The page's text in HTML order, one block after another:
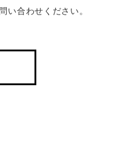
い合わせください。